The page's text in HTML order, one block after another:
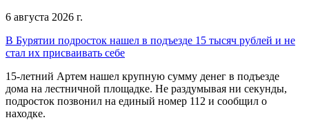
6 августа 2026 г.
В Бурятии подросток нашел в подъезде 15 тысяч рублей и не
стал их присваивать себе
15-летний Артем нашел крупную сумму денег в подъезде
дома на лестничной площадке. Не раздумывая ни секунды,
подросток позвонил на единый номер 112 и сообщил о
находке.